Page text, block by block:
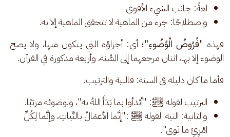
لغةً: جانب الشيء الأقوى
واصطلاحًا: جزء من الماهية لا تتحقق الماهية إلا به.
فهذه "فُرُوضُ الْوُضُوءِ"؛ أي: أجزاؤه التي يتكون منها، ولا يصح
الوضوء إلا بها، اثنان مرجعهما إلى السُّنة، وأربعة مذكورة في القرآن.
فأما ما كان دليله في السنة: فالنية والترتيب.
الترتيب لقوله ﷺ: "أبْدأوا بما بَدَأَ اللهُ به"، ولوضوئه مرتبًا.
والثانية: النية لقوله ﷺ :"إنَّما الأعمَالُ بالنَّياتِ، وإنَّما لِكُلِّ
امْرِئٍ ما نَوى".